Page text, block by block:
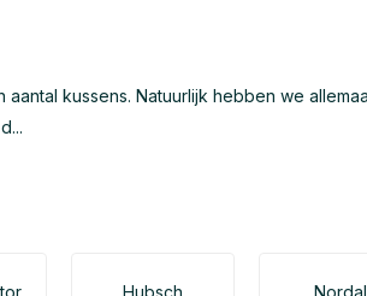
kussens. Natuurlijk hebben we
Hubsch Nordal